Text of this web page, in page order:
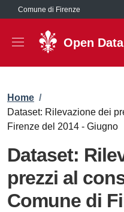
Salta al contenuto principale
Comune di Firenze
Open Data
Briciole di pane
Home /
Dataset: Rilevazione dei
Firenze del 2014 - Giugno
Dataset:
prezzi al
Comune di